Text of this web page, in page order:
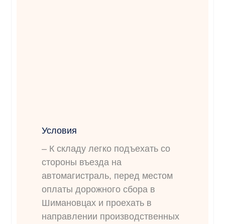
Условия
– К складу легко подъехать со
стороны въезда на
автомагистраль, перед местом
оплаты дорожного сбора в
Шимановцах и проехать в
направлении производственных